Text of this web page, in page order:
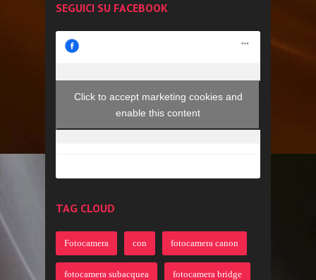
SEGUICI SU FACEBOOK
Click to accept marketing cookies and
enable this content
TAG CLOUD
Fotocamera con fotocamera canon
fotocamera subacquea fotocamera bridge